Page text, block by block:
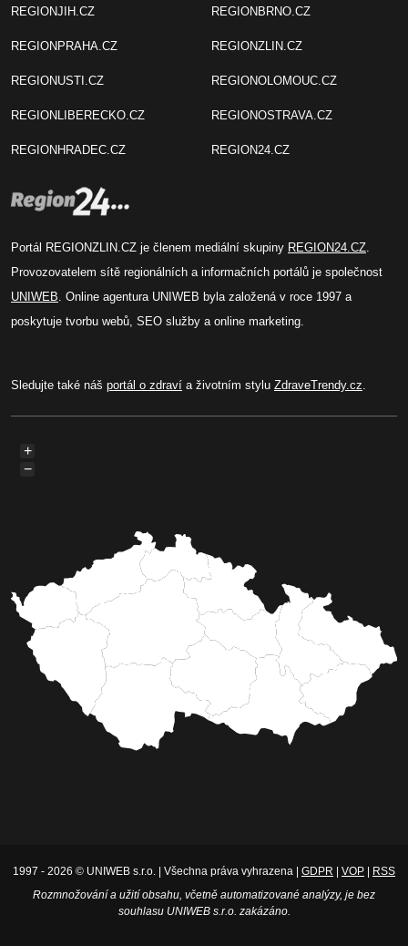
REGIONJIH.CZ
REGIONPRAHA.CZ
REGIONUSTI.CZ
REGIONLIBERECKO.CZ
REGIONHRADEC.CZ
REGIONBRNO.CZ
REGIONZLIN.CZ
REGIONOLOMOUC.CZ
REGIONOSTRAVA.CZ
REGION24.CZ
Portál REGIONZLIN.CZ je členem mediální skupiny REGION24.CZ.
Provozovatelem sítě regionálních a informačních portálů je společnost
UNIWEB. Online agentura UNIWEB byla založená v roce 1997 a
poskytuje tvorbu webů, SEO služby a online marketing.
Sledujte také náš portál o zdraví a životním stylu ZdraveTrendy.cz.
+
−
1997 - 2026 © UNIWEB s.r.o. | Všechna práva vyhrazena | GDPR VOP
RSS
Rozmnožování a užití obsahu, včetně automatizované analýzy, je bez
souhlasu UNIWEB s.r.o. zakázáno.